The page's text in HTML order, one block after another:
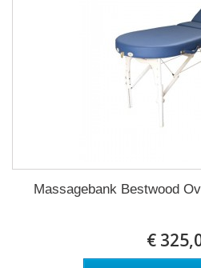
Massagebank Bestwood
€